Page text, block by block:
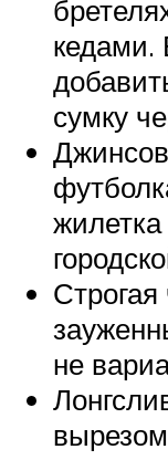
кедами.
сумку
не